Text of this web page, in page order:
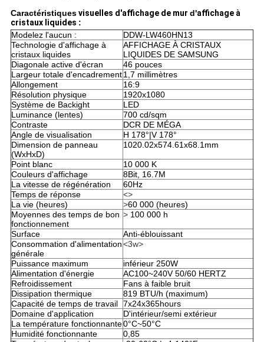
Caractéristiquesvisuelles d'affichage de mur d'affichage à
cristaux liquides :
Modelez l'aucun :
DDW-LW460HN13
Technologie d'affichage à
cristaux liquides
AFFICHAGE À CRISTAUX
LIQUIDES DESAMSUNG
Diagonale active d'écran
46 pouces
Largeur totale d'encadrement1,7 millimètres
Allongement
16:9
Résolution physique
1920x1080
Système de Backight
LED
Luminance (lentes)
700 cd/sqm
Contraste
DCR DE MÉGA
Angle de visualisation
H 178°|V 178°
Dimension de panneau
(WxHxD)
1020.02x574.61x68.1mm
Point blanc
10 000 K
Couleurs d'affichage
8Bit, 16.7M
La vitesse de régénération
60Hz
Temps de réponse
<>
La vie (heures)
>60 000 (heures)
Moyennes des temps de bon
fonctionnement
> 100 000 h
Surface
Anti-éblouissant
Consommation d'alimentation
générale
<3w>
Puissance maximum
inférieur 250W
Alimentation d'énergie
AC100~240V 50/60 HERTZ
Refroidissement
Fans à faible bruit
Dissipation thermique
819 BTU/h (maximum)
Capacité de temps de travail 7x24x365hours
Domaine d'application
D'intérieur/semi extérieur
La température fonctionnante0°C~50°C
Humidité fonctionnante
0,85